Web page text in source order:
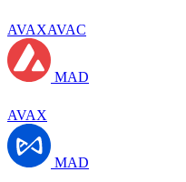
AVAXAVAC
MAD
AVAX
MAD